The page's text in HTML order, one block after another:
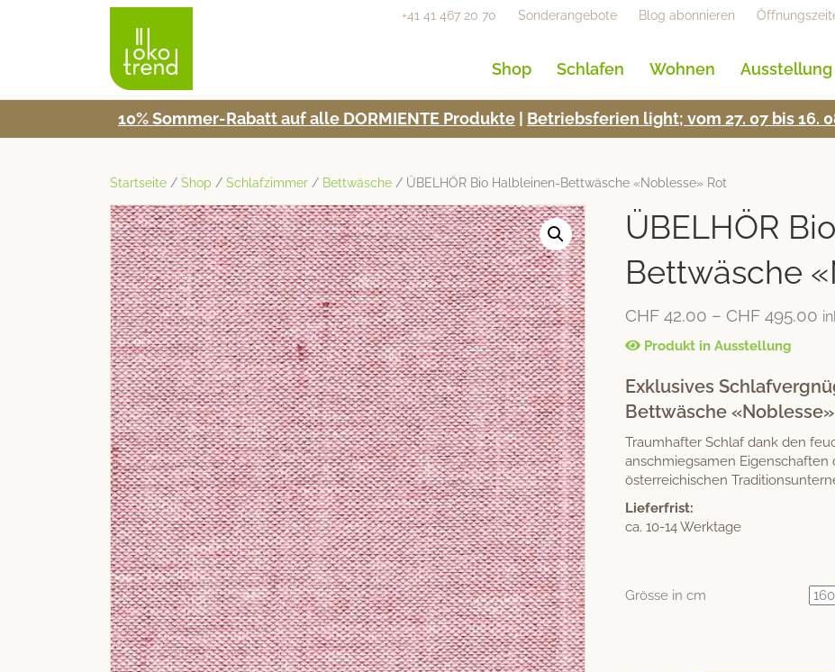
+41 41 467 20 70 Sonderangebote Blog abonnieren
Shop Schlafen Wohnen Ausstellung
10% Som­mer-Rabatt auf alle DORMIENTE Pro­duk­te Betrieb­s­fe­rien light; vom 27. 07 bis 16.
Startseite / Shop / Schlafzimmer / Bettwäsche / ÜBELHÖR Bio Halbleinen-Bettwäsche «Noblesse» Rot
ÜBELHÖR
Bettwäsche
CHF 42.00 – CHF 495.00
Produkt in Ausstellung
Exklusives
Bettwäsche «Noblesse»
Traumhafter Schlaf dank den
anschmiegsamen
österreichischen
Lieferfrist:
ca. 10-14 Werktage
Grösse in cm